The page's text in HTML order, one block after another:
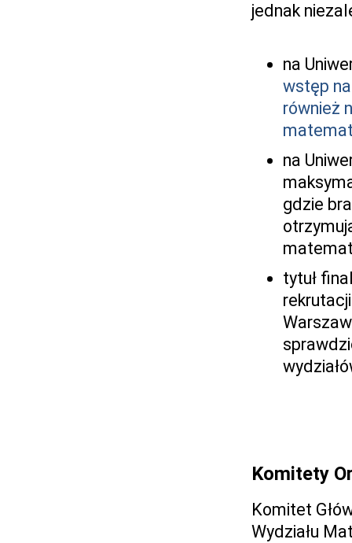
jednak
na
wstęp
również
na
gdzie
tytuł
Komitety
Komitet
Wydziału